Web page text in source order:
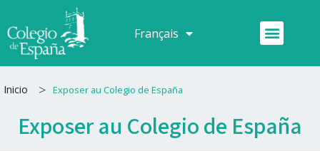
au
contenu
Français
Español Menu
Inicio > Exposer au Colegio de España
Exposer au Colegio de España